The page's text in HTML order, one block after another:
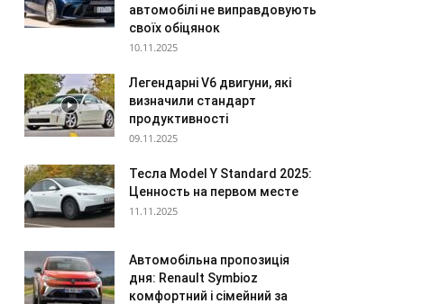
автомобілі не виправдовують
своїх обіцянок
10.11.2025
Легендарні V6 двигуни, які
визначили стандарт
продуктивності
09.11.2025
Тесла Model Y Standard 2025:
Ценность на первом месте
11.11.2025
Автомобільна пропозиція
дня: Renault Symbioz
комфортний і сімейний за